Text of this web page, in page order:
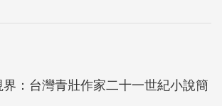
軍、賴香吟、胡淑雯、吳明益、童
十一世紀小說，探討男男情慾、台
、環境創傷、生態療癒、悼亡、知
：台灣青壯作家二十一世紀小說簡